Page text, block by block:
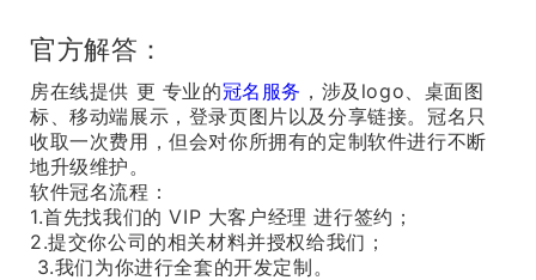
官方解答：
房在线提供 更 专业的冠名服务 ，涉及logo、桌面图
标、移动端展示，登录页图片以及分享链接。冠名只
收取一次费用，但会对你所拥有的定制软件进行不断
地升级维护。
软件冠名流程：
1.首先找我们的 VIP 大客户经理 进行签约；
2.提交你公司的相关材料并授权给我们；
3.我们为你进行全套的开发定制。